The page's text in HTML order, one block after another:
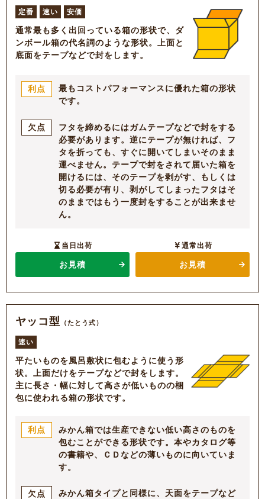
定番 速い 安価
通常最も多く出回っている箱の形状で、ダ
ンボール箱の代名詞のような形状。上面と
底面をテープなどで封をします。
利点
最もコストパフォーマンスに優れた箱の形状
です。
欠点
フタを締めるにはガムテープなどで封をする
必要があります。逆にテープが無ければ、フ
タを折っても、すぐに開いてしまいそのまま
運べません。テープで封をされて届いた箱を
開けるには、そのテープを剥がす、もしくは
切る必要が有り、剥がしてしまったフタはそ
のままではもう一度封をすることが出来ませ
ん。
当日出荷
お見積
通常出荷
お見積
ヤッコ型 （たとう式）
速い
平たいものを風呂敷状に包むように使う形
状。上面だけをテープなどで封をします。
主に長さ・幅に対して高さが低いものの梱
包に使われる箱の形状です。
利点
みかん箱では生産できない低い高さのものを
包むことができる形状です。本やカタログ等
の書籍や、ＣＤなどの薄いものに向いていま
す。
欠点
みかん箱タイプと同様に、天面をテープなど